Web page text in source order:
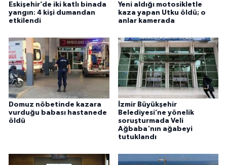
Eskişehir’de iki katlı binada
yangın: 4 kişi dumandan
etkilendi
Yeni aldığı motosikletle
kaza yapan Utku öldü; o
anlar kamerada
Domuz nöbetinde kazara
vurduğu babası hastanede
öldü
İzmir Büyükşehir
Belediyesi’ne yönelik
soruşturmada Veli
Ağbaba'nın ağabeyi
tutuklandı